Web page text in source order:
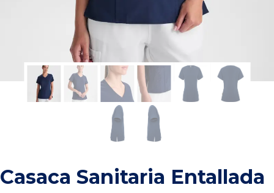
Casaca Sanitaria Entallada